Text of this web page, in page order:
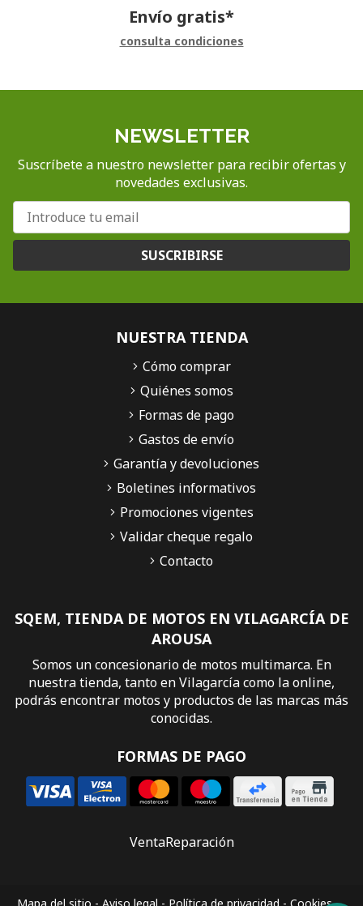
Envío gratis*
consulta condiciones
NEWSLETTER
Suscríbete a nuestro newsletter para recibir ofertas y
novedades exclusivas.
SUSCRIBIRSE
SQEM, TIENDA DE MOTOS EN VILAGARCÍA DE
AROUSA
Somos un concesionario de motos multimarca. En
nuestra tienda, tanto en Vilagarcía como la online,
podrás encontrar motos y productos de las marcas más
conocidas.
FORMAS DE PAGO
NUESTRA TIENDA
Cómo comprar
Quiénes somos
Formas de pago
Gastos de envío
Garantía y devoluciones
Boletines informativos
Promociones vigentes
Validar cheque regalo
Contacto
VentaReparación